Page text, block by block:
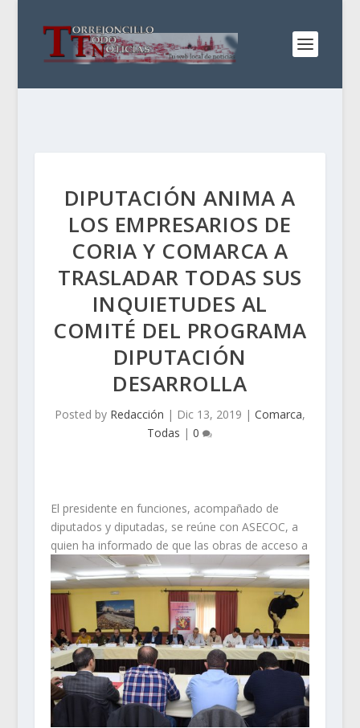
DIPUTACIÓN ANIMA A
LOS EMPRESARIOS DE
CORIA Y COMARCA A
TRASLADAR TODAS SUS
INQUIETUDES AL
COMITÉ DEL PROGRAMA
DIPUTACIÓN
DESARROLLA
Posted by Redacción | Dic 13, 2019 | Comarca,
Todas |0
El presidente en funciones, acompañado de
diputados y diputadas, se reúne con ASECOC, a
quien ha informado de que las obras de acceso a